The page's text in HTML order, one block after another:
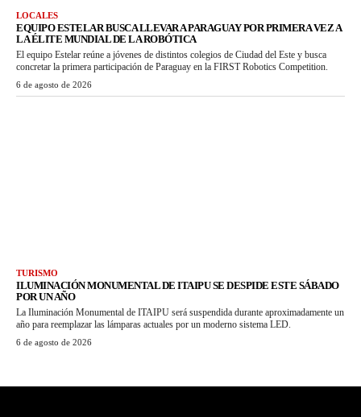
LOCALES
EQUIPO ESTELAR BUSCA LLEVAR A PARAGUAY POR PRIMERA VEZ A
LA ÉLITE MUNDIAL DE LA ROBÓTICA
El equipo Estelar reúne a jóvenes de distintos colegios de Ciudad del Este y busca
concretar la primera participación de Paraguay en la FIRST Robotics Competition.
6 de agosto de 2026
TURISMO
ILUMINACIÓN MONUMENTAL DE ITAIPU SE DESPIDE ESTE SÁBADO
POR UN AÑO
La Iluminación Monumental de ITAIPU será suspendida durante aproximadamente un
año para reemplazar las lámparas actuales por un moderno sistema LED.
6 de agosto de 2026